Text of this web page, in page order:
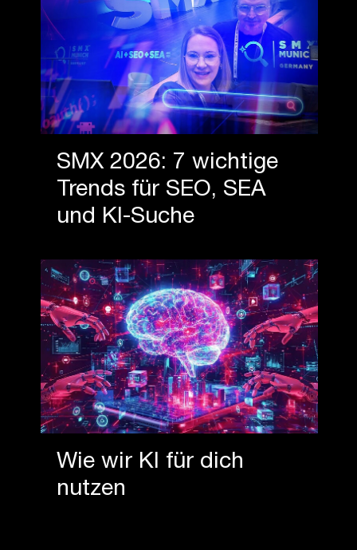
SMX 2026: 7 wichtige
Trends für SEO, SEA
und KI-Suche
Wie wir KI für dich
nutzen